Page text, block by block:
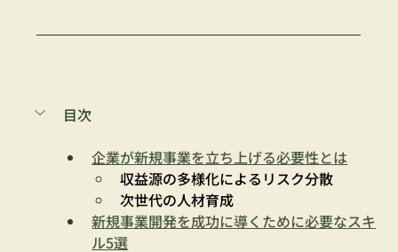
目次
企業が新規事業を立ち上げる必要性とは
収益源の多様化によるリスク分散
次世代の人材育成
新規事業開発を成功に導くために必要なスキ
ル5選